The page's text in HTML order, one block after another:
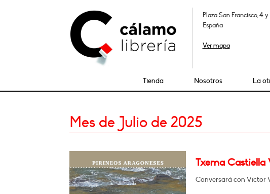
Plaza San Francisco, 4
España
Ver mapa
Tienda Nosotros La
Mes de Julio de 2025
Txema Castiella
Conversará con Víctor